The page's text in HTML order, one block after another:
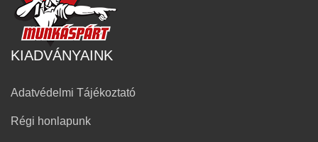
KIADVÁNYAINK
Adatvédelmi Tájékoztató
Régi honlapunk